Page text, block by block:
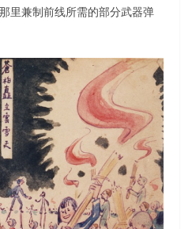
里兼制前线所需的部分武器弹